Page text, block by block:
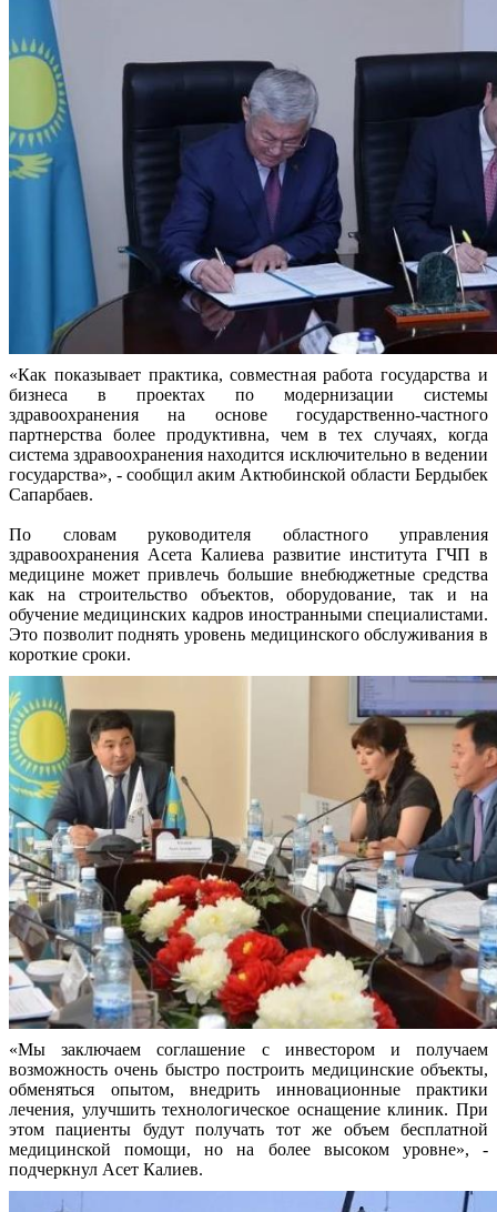
«Как показывает практика, совместная работа государства и
бизнеса в проектах по модернизации системы
здравоохранения на основе государственно-частного
партнерства более продуктивна, чем в тех случаях, когда
система здравоохранения находится исключительно в ведении
государства», - сообщил аким Актюбинской области Бердыбек
Сапарбаев.
По словам руководителя областного управления
здравоохранения Асета Калиева развитие института ГЧП в
медицине может привлечь большие внебюджетные средства
как на строительство объектов, оборудование, так и на
обучение медицинских кадров иностранными специалистами.
Это позволит поднять уровень медицинского обслуживания в
короткие сроки.
«Мы заключаем соглашение с инвестором и получаем
возможность очень быстро построить медицинские объекты,
обменяться опытом, внедрить инновационные практики
лечения, улучшить технологическое оснащение клиник. При
этом пациенты будут получать тот же объем бесплатной
медицинской помощи, но на более высоком уровне», -
подчеркнул Асет Калиев.